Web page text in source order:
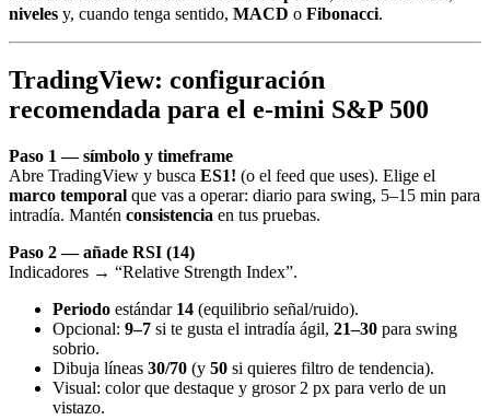
niveles y, cuando tenga sentido, MACD o Fibonacci.
TradingView: configuración
recomendada para el e-mini S&P 500
Paso 1 — símbolo y timeframe
Abre TradingView y busca ES1! (o el feed que uses). Elige el
marco temporal que vas a operar: diario para swing, 5–15 min para
intradía. Mantén consistencia en tus pruebas.
Paso 2 — añade RSI (14)
Indicadores → “Relative Strength Index”.
Periodo estándar 14 (equilibrio señal/ruido).
Opcional: 9–7 si te gusta el intradía ágil, 21–30 para swing
sobrio.
Dibuja líneas 30/70 (y 50 si quieres filtro de tendencia).
Visual: color que destaque y grosor 2 px para verlo de un
vistazo.